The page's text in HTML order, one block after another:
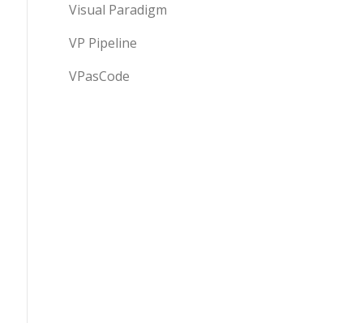
Visual Paradigm
VP Pipeline
VPasCode